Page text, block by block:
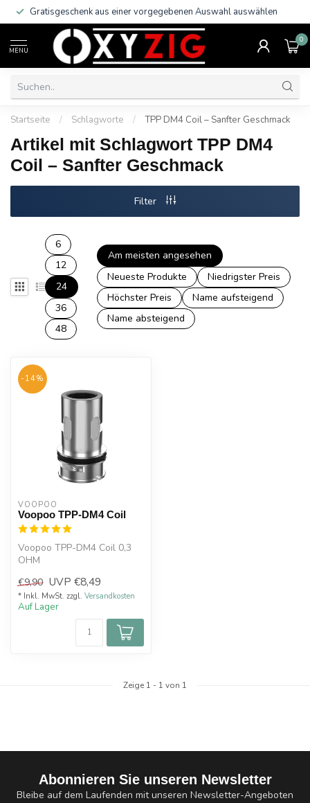
Gratisgeschenk aus einer vorgegebenen Auswahl auswählen
MENU
0
Startseite / Schlagworte / TPP DM4 Coil – Sanfter Geschmack
Artikel mit Schlagwort TPP DM4
Coil – Sanfter Geschmack
Filter
6
12
24
36
48
Am meisten angesehen
Neueste Produkte
Niedrigster Preis
Höchster Preis
Name aufsteigend
Name absteigend
-14%
VOOPOO
Voopoo TPP-DM4 Coil
Voopoo TPP-DM4 Coil 0,3
OHM
€9,90 UVP €8,49
* Inkl. MwSt. zzgl. Versandkosten
Auf Lager
Zeige 1 - 1 von 1
Abonnieren Sie unseren Newsletter
Bleibe auf dem Laufenden mit unseren Newsletter-Angeboten